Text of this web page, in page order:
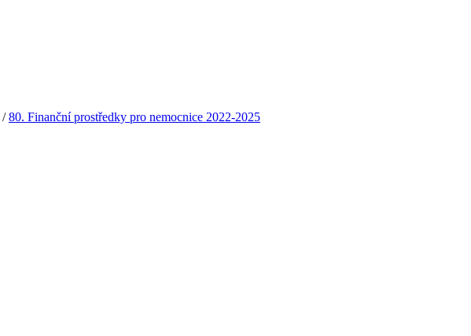
/80. Finanční prostředky pro nemocnice 2022-2025